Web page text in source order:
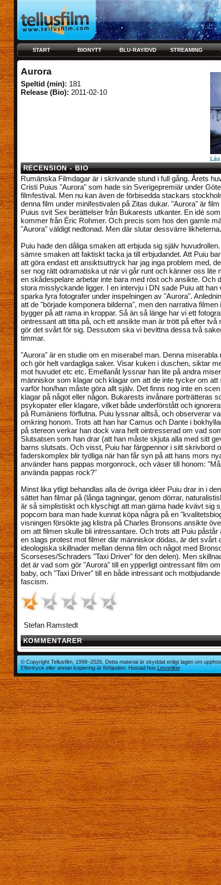
START BIONYTT BLU-RAY/DVD STREAMING
Aurora
Speltid (min): 181
Release (Bio): 2011-02-10
RECENSION - BIO
Rumänska Filmdagar är i skrivande stund i full gång. Årets
Cristi Puius "Aurora" som hade sin Sverigepremiär under
filmfestival. Men nu kan även de förbisedda stackars
denna film under minifestivalen på Zitas dukar. "Aurora" är
Puius svit Sex berättelser från Bukarests utkanter. En idé
kommer från Éric Rohmer. Och precis som hos den gamle
"Aurora" väldigt nedtonad. Men där slutar dessvärre likheterna.
Puiu hade den dåliga smaken att erbjuda sig själv
sämre smaken att faktiskt tacka ja till erbjudandet. Att Puiu
att göra endast ett ansiktsuttryck har jag inga problem med,
ser nog rätt odramatiska ut när vi går runt och känner oss lite
en skådespelare arbetar inte bara med röst och ansikte. Och
stora misslyckande ligger. I en intervju i DN sade Puiu att han
sparka fyra fotografer under inspelningen av "Aurora".
att de "började komponera bilderna", men den narrativa filmen
bygger på att rama in kroppar. Så än så länge har vi ett
ointressant att titta på, och ett ansikte man är trött på efter två
gör det svårt för sig. Dessutom ska vi bevittna dessa två
timmar.
"Aurora" är en studie om en miserabel man. Denna miserabla
och gör helt vardagliga saker. Visar kuken i duschen, siktar
mot huvudet etc etc. Emellanåt lyssnar han lite på andra
människor som klagar och klagar om att de inte tycker om att
varför hon/han måste göra allt själv. Det finns nog inte en
klagar på något eller någon. Bukarests invånare porträtteras
psykopater eller klagare, vilket både underförstått och
på Rumäniens förflutna. Puiu lyssnar alltså, och observerar
omkring honom. Trots att han har Camus och Dante i
på stereon verkar han dock vara helt ointresserad om vad
Slutsatsen som han drar (att han måste skjuta alla med sitt
barns slutsats. Och visst, Puiu har färgpennor i sitt skrivbord
faderskomplex blir tydliga när han får syn på att hans mors
använder hans pappas morgonrock, och väser till honom:
använda pappas rock?"
Minst lika ytligt behandlas alla de övriga idéer Puiu drar in i
sättet han filmar på (långa tagningar, genom dörrar,
är så simplistiskt och klyschigt att man gärna hade kvävt sig
popcorn bara man hade kunnat köpa några på en
visningen försökte jag klistra på Charles Bronsons ansikte
om att filmen skulle bli intressantare. Och trots att Puiu påstår
en slags protest mot filmer där människor dödas, är det svårt
ideologiska skillnader mellan denna film och något med
Scorseses/Schraders "Taxi Driver" för den delen). Men
det är vad som gör "Aurora" till en ypperligt ointressant film
baby, och "Taxi Driver" till en både intressant och
fascism.
Stefan Ramstedt
KOMMENTARER
© Copyright Tellusfilm, 1998–2026. Detta material är skyddat enligt lagen om
Eftertryck eller annan kopiering är förbjuden. Hostad hosLevonline